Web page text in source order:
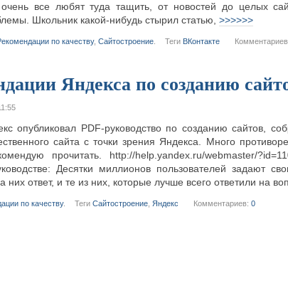
все любят туда тащить, от новостей до целых
Школьник какой-нибудь стырил статью,>>>>>>
по качеству,Сайтостроение Теги ВКонтакте
Яндекса по созданию
опубликовал PDF-руководство по созданию сайтов,
сайта с точки зрения Яндекса. Много
прочитать. http://help.yandex.ru/webmaster/
Десятки миллионов пользователей задают
них ответ, и те из них, которые лучше всего ответили на
по качеству. ТегиСайтостроение Яндекс Комментариев:0